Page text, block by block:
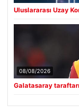
Uluslararası Uzay
08/08/2026
Galatasaray